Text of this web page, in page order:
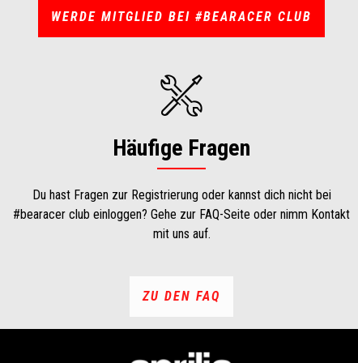
WERDE MITGLIED BEI #BEARACER CLUB
Häufige Fragen
Du hast Fragen zur Registrierung oder kannst dich nicht bei
#bearacer club einloggen? Gehe zur FAQ-Seite oder nimm Kontakt
mit uns auf.
ZU DEN FAQ